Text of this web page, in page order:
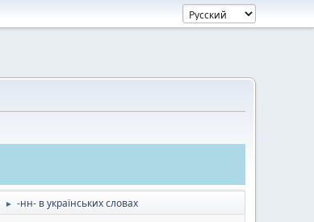
► -нн- в українських словах